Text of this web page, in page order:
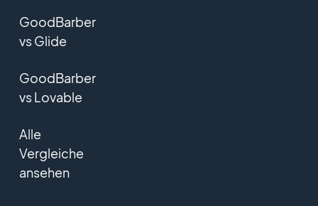
GoodBarber
vs Glide
GoodBarber
vs Lovable
Alle
Vergleiche
ansehen